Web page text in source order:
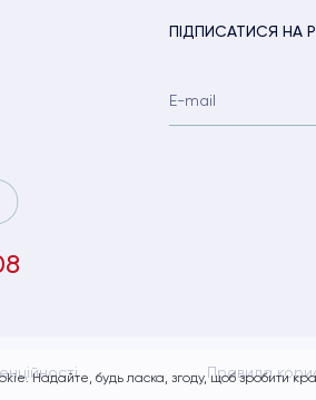
ПІДПИСАТИСЯ НА
Правила
Надайте, будь ласка, згоду, щоб зробити